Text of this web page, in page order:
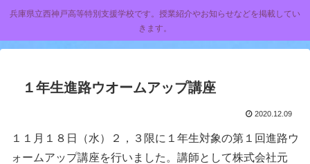
兵庫県立西神戸高等特別支援学校です。授業紹介やお知らせなどを掲載してい
きます。
１年生進路ウオームアップ講座
2020.12.09
１１月１８日（水）２，３限に１年生対象の第１回進路ウ
ォームアップ講座を行いました。講師として株式会社元